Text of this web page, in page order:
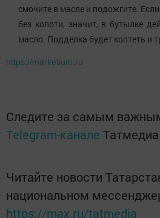
смочите в масле и подожгите.
без копоти, значит, в бутылке
масло. Подделка будет коптеть и
https://marketium.ru
Следите за самым
Telegram-канале Татмедиа
Читайте новости
национальном
https://max.ru/tatmedia